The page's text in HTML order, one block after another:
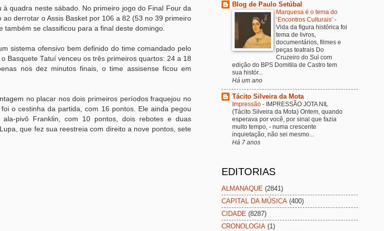
quadra neste sábado. No primeiro jogo do Final Four da
derrotar o Assis Basket por 106 a 82 (53 no 39 primeiro
se classificou para a final deste domingo.
sistema ofensivo bem definido do time comandado pelo
Basquete Tatuí venceu os três primeiros quartos: 24 a 18
nos dez minutos finais, o time assisense ficou em
no placar nos dois primeiros períodos fraquejou no
o cestinha da partida, com 16 pontos. Ele ainda pegou
pivô Franklin, com 10 pontos, dois rebotes e duas
que fez sua reestreia com direito a nove pontos, sete
Blog de Paulo Setúbal
Marquesa é o tema do
‘Encontros Culturais’ -
Vida da figura histórica foi
tema de livros,
documentários, filmes e
peças teatrais Do
Cruzeiro do Sul com
edição do BPS Domitila de Castro tem
sua histór...
Há um ano
Tácito Silveira da Mota
Impressão - IMPRESSÃO JOTA NIL
(Tácito Silveira da Mota) Ontem, quando
esperava por você, por sinal que fazia
muito tempo, - numa crescente
inquietação, não sei mesmo...
Há 7 anos
EDITORIAS
ALMANAQUE (2841)
CAPITAL DA MÚSICA (400)
CIDADE (8287)
CRONOLOGIA (1)